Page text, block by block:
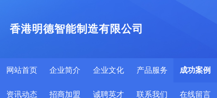
香港明德智能制造有限公司
网站首页 企业简介 企业文化 产品服务 成功案例
资讯动态 招商加盟 诚聘英才 联系我们 在线留言